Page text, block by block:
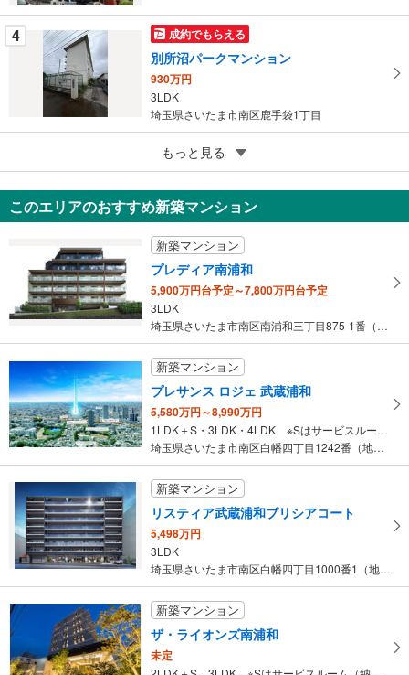
す
る
4 成約でもらえる
別所沼パークマンション
930万円
3LDK
埼玉県さいたま市南区鹿手袋1丁目
成約でもらえる
南浦和23 Two Three
1,780万円
2LDK
もっと見る
このエリアのおすすめ新築マンション
新築マンション
プレディア南浦和
5,900万円台予定～7,800万円台予定
3LDK
埼玉県さいたま市南区南浦和三丁目875-1番（地番）
新築マンション
プレサンス ロジェ 武蔵浦和
5,580万円～8,990万円
1LDK＋S・3LDK・4LDK ※Sはサービスルーム（納戸）です。
埼玉県さいたま市南区白幡四丁目1242番（地番）
新築マンション
リスティア武蔵浦和ブリシアコート
5,498万円
3LDK
埼玉県さいたま市南区白幡四丁目1000番1（地番）
新築マンション
ザ・ライオンズ南浦和
未定